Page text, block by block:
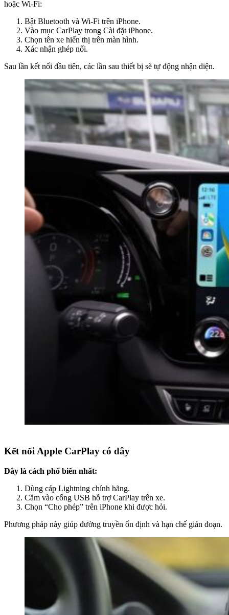
hoặc Wi-Fi:
Bật Bluetooth và Wi-Fi trên iPhone.
Vào mục CarPlay trong Cài đặt iPhone.
Chọn tên xe hiển thị trên màn hình.
Xác nhận ghép nối.
Sau lần kết nối đầu tiên, các lần sau thiết bị sẽ tự động nhận diện.
Kết nối Apple CarPlay có dây
Đây là cách phổ biến nhất:
Dùng cáp Lightning chính hãng.
Cắm vào cổng USB hỗ trợ CarPlay trên xe.
Chọn “Cho phép” trên iPhone khi được hỏi.
Phương pháp này giúp đường truyền ổn định và hạn chế gián đoạn.